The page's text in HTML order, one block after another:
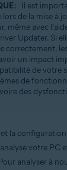
Il est
lors de la mise à
même avec
Updater. Si
correctement,
un impact
de votre
de
des
la configuration
votre PC
analyser à